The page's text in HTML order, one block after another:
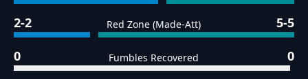
2-2 Red Zone (Made-Att) 5-5
0 Fumbles Recovered 0